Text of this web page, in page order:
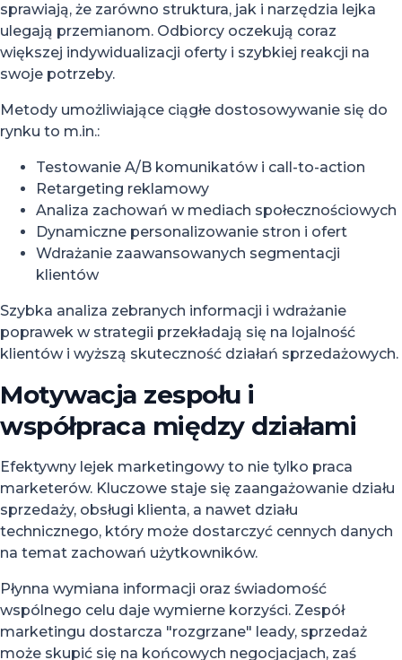
sprawiają, że zarówno struktura, jak i narzędzia lejka
ulegają przemianom. Odbiorcy oczekują coraz
większej indywidualizacji oferty i szybkiej reakcji na
swoje potrzeby.
Metody umożliwiające ciągłe dostosowywanie się do
rynku to m.in.:
Testowanie A/B komunikatów i call-to-action
Retargeting reklamowy
Analiza zachowań w mediach społecznościowych
Dynamiczne personalizowanie stron i ofert
Wdrażanie zaawansowanych segmentacji
klientów
Szybka analiza zebranych informacji i wdrażanie
poprawek w strategii przekładają się na lojalność
klientów i wyższą skuteczność działań sprzedażowych.
Motywacja zespołu i
współpraca między działami
Efektywny lejek marketingowy to nie tylko praca
marketerów. Kluczowe staje się zaangażowanie działu
sprzedaży, obsługi klienta, a nawet działu
technicznego, który może dostarczyć cennych danych
na temat zachowań użytkowników.
Płynna wymiana informacji oraz świadomość
wspólnego celu daje wymierne korzyści. Zespół
marketingu dostarcza "rozgrzane" leady, sprzedaż
może skupić się na końcowych negocjacjach, zaś